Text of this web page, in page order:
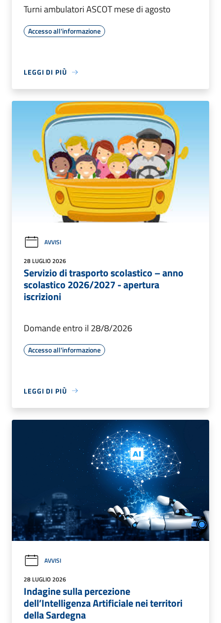
Turni ambulatori ASCOT mese di agosto
Accesso all'informazione
LEGGI DI PIÙ
AVVISI
28 LUGLIO 2026
Servizio di trasporto scolastico – anno
scolastico 2026/2027 - apertura
iscrizioni
Domande entro il 28/8/2026
Accesso all'informazione
LEGGI DI PIÙ
AVVISI
28 LUGLIO 2026
Indagine sulla percezione
dell’Intelligenza Artificiale nei territori
della Sardegna